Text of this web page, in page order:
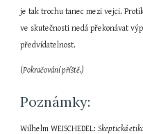
je tak trochu tanec mezi vejci.
ve skutečnosti nedá překonávat
předvídatelnost.
(Pokračování příště.)
Poznámky:
Wilhelm WEISCHEDEL: Skeptická